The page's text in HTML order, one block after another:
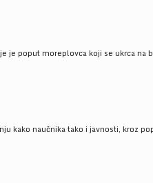
je poput moreplovca koji se ukrca
kako naučnika tako i javnosti, kroz